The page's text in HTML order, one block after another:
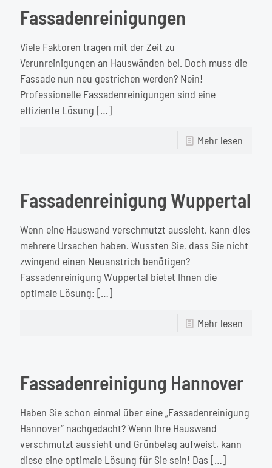
Fassadenreinigungen
Viele Faktoren tragen mit der Zeit zu
Verunreinigungen an Hauswänden bei. Doch muss die
Fassade nun neu gestrichen werden? Nein!
Professionelle Fassadenreinigungen sind eine
effiziente Lösung […]
Mehr lesen
Fassadenreinigung Wuppertal
Wenn eine Hauswand verschmutzt aussieht, kann dies
mehrere Ursachen haben. Wussten Sie, dass Sie nicht
zwingend einen Neuanstrich benötigen?
Fassadenreinigung Wuppertal bietet Ihnen die
optimale Lösung: […]
Mehr lesen
Fassadenreinigung Hannover
Haben Sie schon einmal über eine „Fassadenreinigung
Hannover“ nachgedacht? Wenn Ihre Hauswand
verschmutzt aussieht und Grünbelag aufweist, kann
diese eine optimale Lösung für Sie sein! Das […]